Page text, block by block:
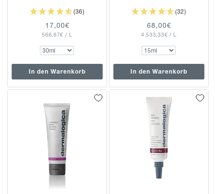
(36)
Normaler
Preis
17,00€
GRUNDPREIS
566,67€ / PRO
L
In den Warenkorb
(32)
Normaler
Preis
68,00€
GRUNDPREIS
4.533,33€ / PRO
L
In den Warenkorb